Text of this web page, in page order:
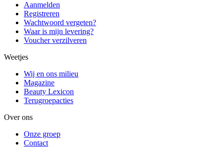
Aanmelden
Registreren
Wachtwoord vergeten?
Waar is mijn levering?
Voucher verzilveren
Weetjes
Wij en ons milieu
Magazine
Beauty Lexicon
Terugroepacties
Over ons
Onze groep
Contact